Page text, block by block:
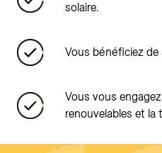
solaire.
Vous bénéficiez
Vous vous
renouvelables et